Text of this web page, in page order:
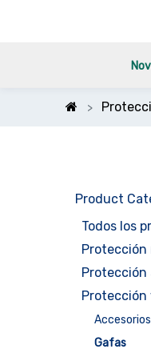
Product
Todos los
Protección
Protección
Accesorios
Gafas